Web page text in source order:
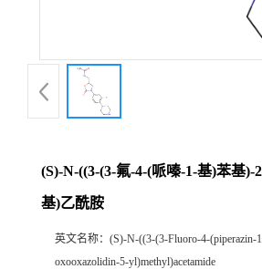
(S)-N-((3-(3-氟-4-(哌嗪-1-基)苯基)-
基)乙酰胺
英文名称： (S)-N-((3-(3-Fluoro-4-(piperazin-
oxooxazolidin-5-yl)methyl)acetamide